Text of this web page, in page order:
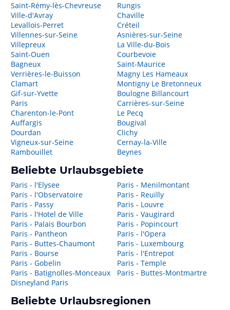
Saint-Rémy-lès-Chevreuse
Ville-d'Avray
Levallois-Perret
Villennes-sur-Seine
Villepreux
Saint-Ouen
Bagneux
Verrières-le-Buisson
Clamart
Gif-sur-Yvette
Paris
Charenton-le-Pont
Auffargis
Dourdan
Vigneux-sur-Seine
Rambouillet
Rungis
Chaville
Créteil
Asnières-sur-Seine
La Ville-du-Bois
Courbevoie
Saint-Maurice
Magny Les Hameaux
Montigny Le Bretonneux
Boulogne Billancourt
Carrières-sur-Seine
Le Pecq
Bougival
Clichy
Cernay-la-Ville
Beynes
Beliebte Urlaubsgebiete
Paris - l'Elysee
Paris - l'Observatoire
Paris - Passy
Paris - l'Hotel de Ville
Paris - Palais Bourbon
Paris - Pantheon
Paris - Buttes-Chaumont
Paris - Bourse
Paris - Gobelin
Paris - Batignolles-Monceaux
Disneyland Paris
Paris - Menilmontant
Paris - Reuilly
Paris - Louvre
Paris - Vaugirard
Paris - Popincourt
Paris - l'Opera
Paris - Luxembourg
Paris - l'Entrepot
Paris - Temple
Paris - Buttes-Montmartre
Beliebte Urlaubsregionen